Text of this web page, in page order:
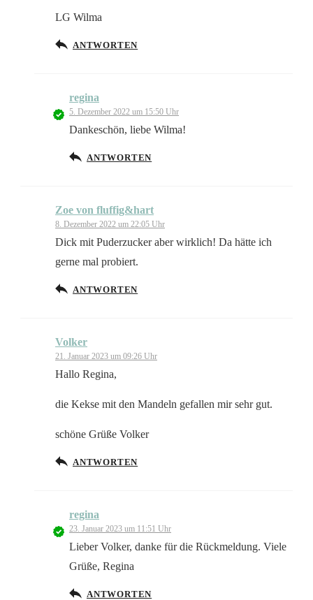
LG Wilma
ANTWORTEN
regina
5. Dezember 2022 um 15:50 Uhr
Dankeschön, liebe Wilma!
ANTWORTEN
Zoe von fluffig&hart
8. Dezember 2022 um 22:05 Uhr
Dick mit Puderzucker aber wirklich! Da hätte ich
gerne mal probiert.
ANTWORTEN
Volker
21. Januar 2023 um 09:26 Uhr
Hallo Regina,
die Kekse mit den Mandeln gefallen mir sehr gut.
schöne Grüße Volker
ANTWORTEN
regina
23. Januar 2023 um 11:51 Uhr
Lieber Volker, danke für die Rückmeldung. Viele
Grüße, Regina
ANTWORTEN